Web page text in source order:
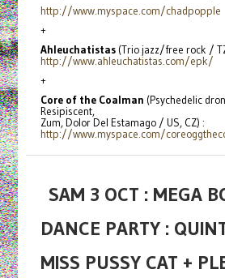
http://www.myspace.com/chadpopple
+
Ahleuchatistas(Trio jazz/free rock /
http://www.ahleuchatistas.com/epk/
+
Core of the Coalman (Psychedelic
Resipiscent,
Zum, Dolor Del Estamago / US, CZ) :
http://www.myspace.com/
SAM 3 OCT : MEGA
DANCE PARTY :
MISS PUSSY CAT +